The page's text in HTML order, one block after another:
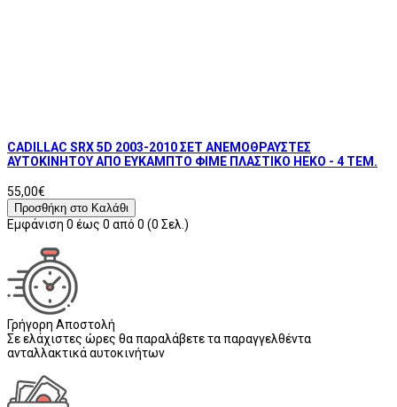
CADILLAC SRX 5D 2003-2010 ΣΕΤ ΑΝΕΜΟΘΡΑΥΣΤΕΣ
ΑΥΤΟΚΙΝΗΤΟΥ ΑΠΟ ΕΥΚΑΜΠΤΟ ΦΙΜΕ ΠΛΑΣΤΙΚΟ HEKO - 4 ΤΕΜ.
55,00€
Προσθήκη στο Καλάθι
Εμφάνιση 0 έως 0 από 0 (0 Σελ.)
Γρήγορη Αποστολή
Σε ελάχιστες ώρες θα παραλάβετε τα παραγγελθέντα
ανταλλακτικά αυτοκινήτων